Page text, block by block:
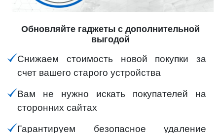
Обновляйте гаджеты с дополнительной
выгодой
Снижаем стоимость новой покупки за
счет вашего старого устройства
Вам не нужно искать покупателей на
сторонних сайтах
Гарантируем безопасное удаление